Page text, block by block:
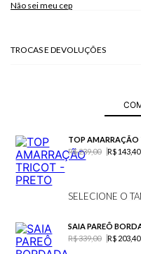
Modelo veste P
Não sei meu cep
TROCAS E DEVOLUÇÕES
TOP AMARRAÇÃO
R$ 239,00
R$ 143,40
SELECIONE O
SAIA PAREÔ
R$ 339,00
R$ 203,40